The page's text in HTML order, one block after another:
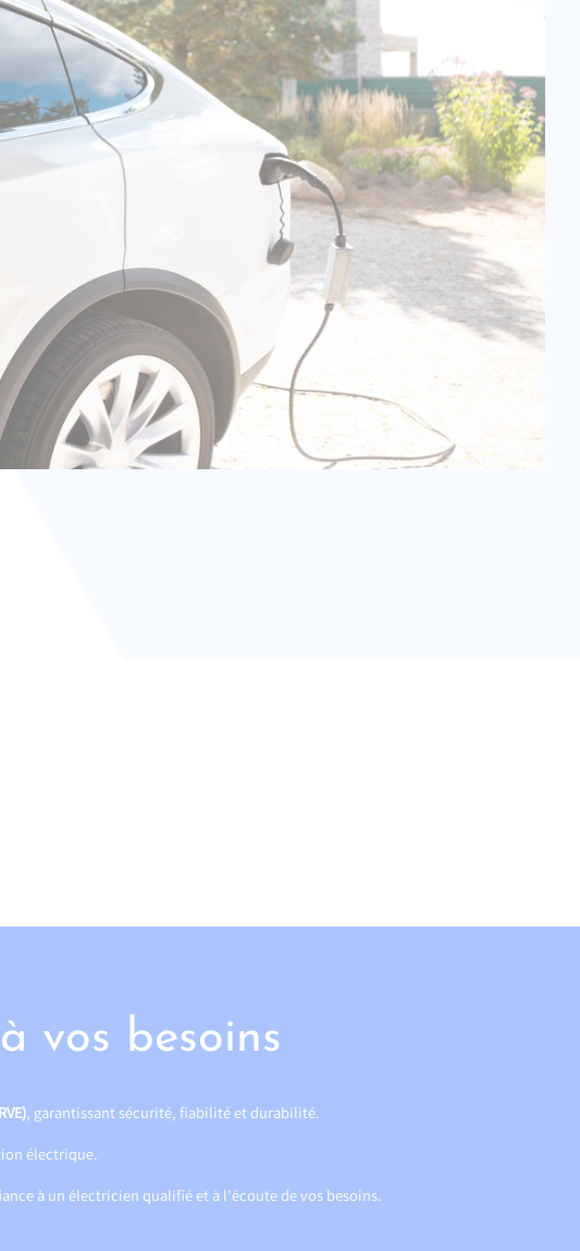
vos besoins
, garantissant sécurité, fiabilité et durabilité.
électrique.
à un électricien qualifié et à l’écoute de vos besoins.